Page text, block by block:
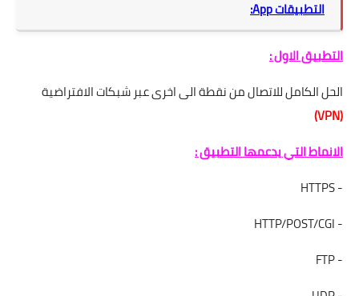
التطبيقات App:
التطبيق الاول :
الحل الكامل للاتصال من نقطة الى اخرى عبر شبكات الافتراضية
(VPN)
الانماط التي يدعمها التطبيق :
- HTTPS
- HTTP/POST/CGI
- FTP